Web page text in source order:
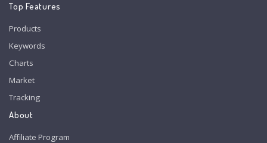
Top Features
Products
Keywords
Charts
Market
Tracking
About
Affiliate Program